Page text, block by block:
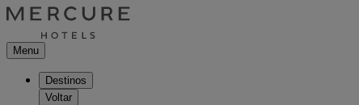
Menu
Destinos
Voltar